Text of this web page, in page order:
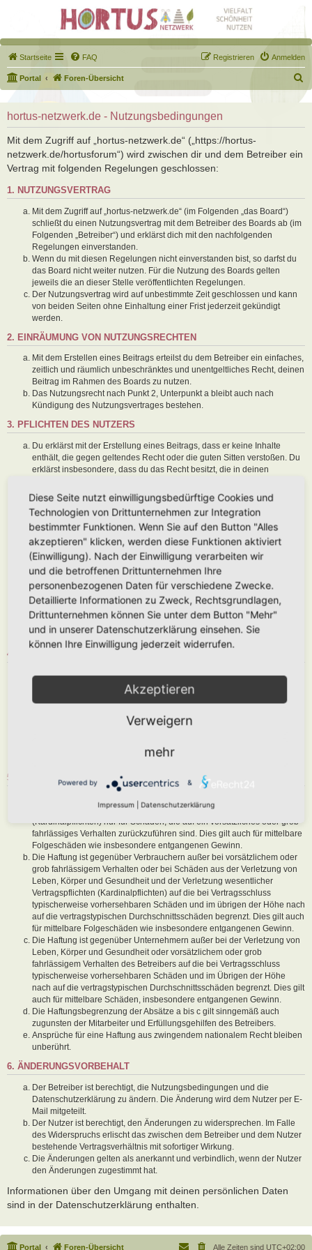
Startseite FAQ Anmelden
Registrieren
Portal Foren-Übersicht
u
h
hortus-netzwerk.de - Nutzungsbedingungen
Mit dem Zugriff auf „hortus-netzwerk.de“ („https://hortus-
netzwerk.de/hortusforum“) wird zwischen dir und dem Betreiber ein
Vertrag mit folgenden Regelungen geschlossen:
1. NUTZUNGSVERTRAG
Mit dem Zugriff auf „hortus-netzwerk.de“ (im Folgenden „das Board“)
schließt du einen Nutzungsvertrag mit dem Betreiber des Boards ab (im
Folgenden „Betreiber“) und erklärst dich mit den nachfolgenden
Regelungen einverstanden.
Wenn du mit diesen Regelungen nicht einverstanden bist, so darfst du
das Board nicht weiter nutzen. Für die Nutzung des Boards gelten
jeweils die an dieser Stelle veröffentlichten Regelungen.
Der Nutzungsvertrag wird auf unbestimmte Zeit geschlossen und kann
von beiden Seiten ohne Einhaltung einer Frist jederzeit gekündigt
werden.
2. EINRÄUMUNG VON NUTZUNGSRECHTEN
Mit dem Erstellen eines Beitrags erteilst du dem Betreiber ein einfaches,
zeitlich und räumlich unbeschränktes und unentgeltliches Recht, deinen
Beitrag im Rahmen des Boards zu nutzen.
Das Nutzungsrecht nach Punkt 2, Unterpunkt a bleibt auch nach
Kündigung des Nutzungsvertrages bestehen.
3. PFLICHTEN DES NUTZERS
Du erklärst mit der Erstellung eines Beitrags, dass er keine Inhalte
enthält, die gegen geltendes Recht oder die guten Sitten verstoßen. Du
erklärst insbesondere, dass du das Recht besitzt, die in deinen
Der Betreiber des Boards übt das Hausrecht aus. Bei Verstößen gegen
diese Nutzungsbedingungen oder anderer im Board veröffentlichten
Regeln kann der Betreiber dich nach Abmahnung zeitweise oder
dauerhaft von der Nutzung dieses Boards ausschließen und dir ein
Hausverbot erteilen.
Du nimmst zur Kenntnis, dass der Betreiber keine Verantwortung für die
Inhalte von Beiträgen übernimmt, die er nicht selbst erstellt hat oder die
er nicht zur Kenntnis genommen hat. Du gestattest dem Betreiber, dein
Benutzerkonto, Beiträge und Funktionen jederzeit zu löschen oder zu
sperren.
Du gestattest dem Betreiber darüber hinaus, deine Beiträge
abzuändern, sofern sie gegen o. g. Regeln verstoßen oder geeignet
sind, dem Betreiber oder einem Dritten Schaden zuzufügen.
4. GENERAL PUBLIC LICENSE
Du nimmst zur Kenntnis, dass es sich bei phpBB um eine unter der „
GNU General Public License v2“ (GPL) bereitgestellten Foren-Software
von phpBB Limited (
www.phpbb.com
zur Verfügung gestellt. Beide haben keinen Einfluss auf
insbesondere die Verwendung der Software für bestimmte Zwecke nicht
untersagen oder auf Inhalte fremder Foren Einfluss nehmen.
5. GEWÄHRLEISTUNG
Der Betreiber haftet mit Ausnahme der Verletzung von Leben, Körper
und Gesundheit und der Verletzung wesentlicher Vertragspflichten
(Kardinalpflichten) nur für Schäden, die auf ein vorsätzliches oder grob
fahrlässiges Verhalten zurückzuführen sind. Dies gilt auch für mittelbare
Folgeschäden wie insbesondere entgangenen Gewinn.
Die Haftung ist gegenüber Verbrauchern außer bei vorsätzlichem oder
grob fahrlässigem Verhalten oder bei Schäden aus der Verletzung von
Leben, Körper und Gesundheit und der Verletzung wesentlicher
Vertragspflichten (Kardinalpflichten) auf die bei Vertragsschluss
typischerweise vorhersehbaren Schäden und im übrigen der Höhe nach
auf die vertragstypischen Durchschnittsschäden begrenzt. Dies gilt auch
für mittelbare Folgeschäden wie insbesondere entgangenen Gewinn.
Die Haftung ist gegenüber Unternehmern außer bei der Verletzung von
Leben, Körper und Gesundheit oder vorsätzlichem oder grob
fahrlässigem Verhalten des Betreibers auf die bei Vertragsschluss
typischerweise vorhersehbaren Schäden und im Übrigen der Höhe
nach auf die vertragstypischen Durchschnittsschäden begrenzt. Dies gilt
auch für mittelbare Schäden, insbesondere entgangenen Gewinn.
Die Haftungsbegrenzung der Absätze a bis c gilt sinngemäß auch
zugunsten der Mitarbeiter und Erfüllungsgehilfen des Betreibers.
Ansprüche für eine Haftung aus zwingendem nationalem Recht bleiben
unberührt.
6. ÄNDERUNGSVORBEHALT
Der Betreiber ist berechtigt, die Nutzungsbedingungen und die
Datenschutzerklärung zu ändern. Die Änderung wird dem Nutzer per E-
Mail mitgeteilt.
Der Nutzer ist berechtigt, den Änderungen zu widersprechen. Im Falle
des Widerspruchs erlischt das zwischen dem Betreiber und dem Nutzer
bestehende Vertragsverhältnis mit sofortiger Wirkung.
Die Änderungen gelten als anerkannt und verbindlich, wenn der Nutzer
den Änderungen zugestimmt hat.
Informationen über den Umgang mit deinen persönlichen Daten
sind in der Datenschutzerklärung enthalten.
Portal Foren-Übersicht Alle Zeiten sind UTC+02:00
Diese Seite nutzt einwilligungsbedürftige Cookies und
Technologien von Drittunternehmen zur Integration
bestimmter Funktionen. Wenn Sie auf den Button "Alles
akzeptieren" klicken, werden diese Funktionen aktiviert
(Einwilligung). Nach der Einwilligung verarbeiten wir
und die betroffenen Drittunternehmen Ihre
personenbezogenen Daten für verschiedene Zwecke.
Detaillierte Informationen zu Zweck, Rechtsgrundlagen,
Drittunternehmen können Sie unter dem Button "Mehr"
und in unserer Datenschutzerklärung einsehen. Sie
können Ihre Einwilligung jederzeit widerrufen.
Akzeptieren
Verweigern
mehr
Powered by &
Impressum Datenschutzerklärung